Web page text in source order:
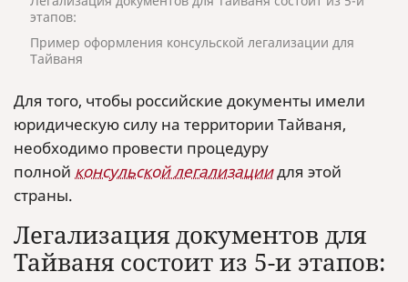
этапов:
Пример оформления консульской легализации для
Тайваня
Для того, чтобы российские документы имели
юридическую силу на территории Тайваня,
необходимо провести процедуру
полной консульской легализациидля этой
страны.
Легализация документов для
Тайваня состоит из 5-и этапов: